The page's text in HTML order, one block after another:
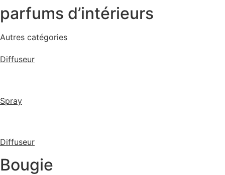
parfums d’intérieurs
Autres catégories
Diffuseur
Spray
Diffuseur
Bougie